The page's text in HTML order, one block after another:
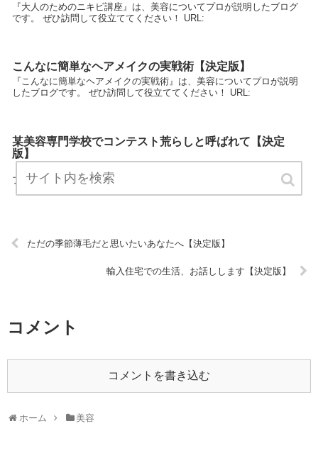
『大人のためのニキビ講座』は、美容についてプロが説明したブログ
です。 ぜひ訪問して役立ててください！ URL:
こんなに簡単なヘアメイクの実戦術【決定版】
『こんなに簡単なヘアメイクの実戦術』は、美容についてプロが説明
したブログです。 ぜひ訪問して役立ててください！ URL:
某美容専門学校でコンテスト荒らしと呼ばれて【決定
版】
プロが説明したブログです。 ぜひ訪問して役立ててください！ URL:
ただの季節薄毛だと思いたいあなたへ【決定版】
輸入住宅での生活、お話しします【決定版】
コメント
コメントを書き込む
ホーム 美容